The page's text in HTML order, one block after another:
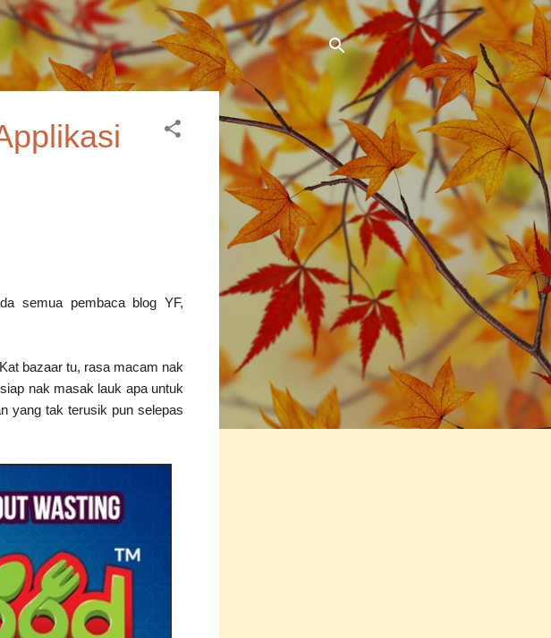
semua pembaca blog YF,
bazaar tu, rasa macam nak
nak masak lauk apa untuk
yang tak terusik pun selepas